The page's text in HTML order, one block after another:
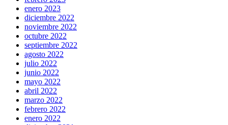
enero 2023
diciembre 2022
noviembre 2022
octubre 2022
septiembre 2022
agosto 2022
julio 2022
junio 2022
mayo 2022
abril 2022
marzo 2022
febrero 2022
enero 2022